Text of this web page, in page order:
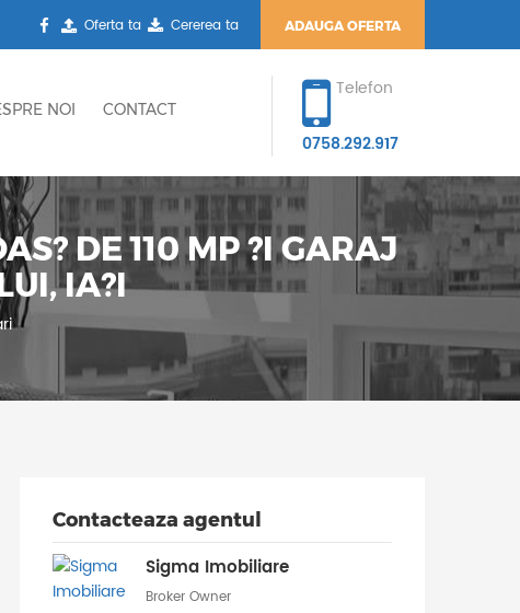
ADAUGA OFERTA
Oferta ta Cererea ta
NOI CONTACT
Telefon
0758.292.917
DE 110 MP ?I GARAJ
IA?I
Contacteaza agentul
Sigma Imobiliare
Broker Owner